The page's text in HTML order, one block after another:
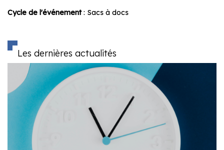
Cycle de l'événement: Sacs à docs
Les dernières actualités